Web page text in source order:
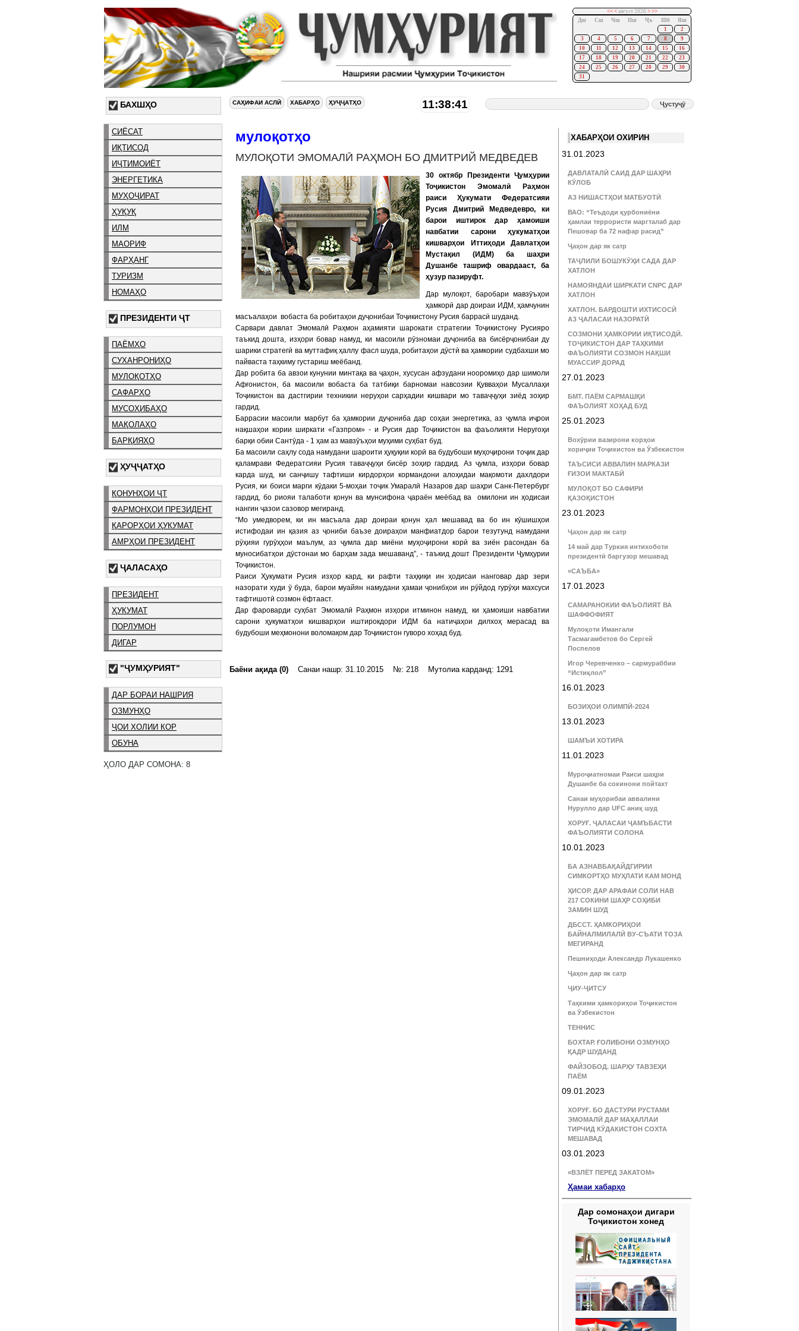
<< <август 2026 > >>
Дш
Сш Чш Пш Ҷъ Шб
Яш
1
2
3
4 5 6 7 8
9
10
11 12 13 14 15
16
17
18 19 20 21 22
23
24
25 26 27 28 29
30
31
БАХШҲО
СИЁСАТ
ИҚТИСОД
ИҶТИМОИЁТ
ЭНЕРГЕТИКА
МУҲОҶИРАТ
ҲУҚУҚ
ИЛМ
МАОРИФ
ФАРҲАНГ
ТУРИЗМ
НОМАҲО
ПРЕЗИДЕНТИ ҶТ
ПАЁМҲО
СУХАНРОНИҲО
МУЛОҚОТҲО
САФАРҲО
МУСОҲИБАҲО
МАҚОЛАҲО
БАРҚИЯҲО
ҲУҶҶАТҲО
ҚОНУНҲОИ ҶТ
ФАРМОНҲОИ ПРЕЗИДЕНТ
ҚАРОРҲОИ ҲУКУМАТ
АМРҲОИ ПРЕЗИДЕНТ
ҶАЛАСАҲО
ПРЕЗИДЕНТ
ҲУКУМАТ
ПОРЛУМОН
ДИГАР
"ҶУМҲУРИЯТ"
ДАР БОРАИ НАШРИЯ
ОЗМУНҲО
ҶОИ ХОЛИИ КОР
ОБУНА
ҲОЛО ДАР СОМОНА: 8
САҲИФАИ АСЛӢ ХАБАРҲО ҲУҶҶАТҲО 11:38:42
мулоқотҳо
МУЛОҚОТИ ЭМОМАЛӢ РАҲМОН БО ДМИТРИЙ МЕДВЕДЕВ
30 октябр Президенти Ҷумҳурии
Тоҷикистон Эмомалӣ Раҳмон
раиси Ҳукумати Федератсияи
Русия Дмитрий Медведевро, ки
барои иштирок дар ҳамоиши
навбатии сарони ҳукуматҳои
кишварҳои Иттиҳоди Давлатҳои
Мустақил (ИДМ) ба шаҳри
Душанбе ташриф овардааст, ба
ҳузур пазируфт.
Дар мулоқот, баробари мавзӯъҳои
ҳамкорӣ дар доираи ИДМ, ҳамчунин
масъалаҳои вобаста ба робитаҳои дуҷонибаи Тоҷикистону Русия баррасӣ шуданд.
Сарвари давлат Эмомалӣ Раҳмон аҳамияти шарокати стратегии Тоҷикистону Русияро
таъкид дошта, изҳори бовар намуд, ки масоили рӯзномаи дуҷониба ва бисёрҷонибаи ду
шарики стратегӣ ва муттафиқ ҳаллу фасл шуда, робитаҳои дӯстӣ ва ҳамкории судбахши мо
пайваста таҳкиму густариш меёбанд.
Дар робита ба авзои кунунии минтақа ва ҷаҳон, хусусан афзудани нооромиҳо дар шимоли
Афғонистон, ба масоили вобаста ба татбиқи барномаи навсозии Қувваҳои Мусаллаҳи
Тоҷикистон ва дастгирии техникии неруҳои сарҳадии кишвари мо таваҷҷуҳи зиёд зоҳир
гардид.
Баррасии масоили марбут ба ҳамкории дуҷониба дар соҳаи энергетика, аз ҷумла иҷрои
нақшаҳои кории ширкати «Газпром» - и Русия дар Тоҷикистон ва фаъолияти Неругоҳи
барқи обии Сантӯда - 1 ҳам аз мавзӯъҳои муҳими суҳбат буд.
Ба масоили саҳлу сода намудани шароити ҳуқуқии корӣ ва будубоши муҳоҷирони тоҷик дар
қаламрави Федератсияи Русия таваҷҷуҳи бисёр зоҳир гардид. Аз ҷумла, изҳори бовар
карда шуд, ки санҷишу тафтиши кирдорҳои кормандони алоҳидаи мақомоти дахлдори
Русия, ки боиси марги кӯдаки 5-моҳаи тоҷик Умаралӣ Назаров дар шаҳри Санк-Петербург
гардид, бо риояи талаботи қонун ва мунсифона ҷараён меёбад ва омилони ин ҳодисаи
нангин ҷазои сазовор мегиранд.
“Мо умедворем, ки ин масъала дар доираи қонун ҳал мешавад ва бо ин кӯшишҳои
истифодаи ин қазия аз ҷониби баъзе доираҳои манфиатдор барои тезутунд намудани
рӯҳияи гурӯҳҳои маълум, аз ҷумла дар миёни муҳоҷирони корӣ ва зиён расондан ба
муносибатҳои дӯстонаи мо барҳам зада мешаванд”, - таъкид дошт Президенти Ҷумҳурии
Тоҷикистон.
Раиси Ҳукумати Русия изҳор кард, ки рафти таҳқиқи ин ҳодисаи нанговар дар зери
назорати худи ӯ буда, барои муайян намудани ҳамаи ҷонибҳои ин рӯйдод гурӯҳи махсуси
тафтишотӣ созмон ёфтааст.
Дар фароварди суҳбат Эмомалӣ Раҳмон изҳори итминон намуд, ки ҳамоиши навбатии
сарони ҳукуматҳои кишварҳои иштирокдори ИДМ ба натиҷаҳои дилхоҳ мерасад ва
будубоши меҳмонони воломақом дар Тоҷикистон гуворо хоҳад буд.
Баёни ақида (0) Санаи нашр: 31.10.2015 №: 218 Мутолиа карданд: 1291
ХАБАРҲОИ ОХИРИН
31.01.2023
ДАВЛАТАЛӢ САИД ДАР ШАҲРИ
КӮЛОБ
АЗ НИШАСТҲОИ МАТБУОТӢ
ВАО: “Теъдоди қурбониёни
ҳамлаи террористи маргталаб дар
Пешовар ба 72 нафар расид”
Ҷаҳон дар як сатр
ТАҶЛИЛИ БОШУКӮҲИ САДА ДАР
ХАТЛОН
НАМОЯНДАИ ШИРКАТИ CNPC ДАР
ХАТЛОН
ХАТЛОН. БАРДОШТИ ИХТИСОСӢ
АЗ ҶАЛАСАИ НАЗОРАТӢ
СОЗМОНИ ҲАМКОРИИ ИҚТИСОДӢ.
ТОҶИКИСТОН ДАР ТАҲКИМИ
ФАЪОЛИЯТИ СОЗМОН НАҚШИ
МУАССИР ДОРАД
27.01.2023
БМТ. ПАЁМ САРМАШҚИ
ФАЪОЛИЯТ ХОҲАД БУД
25.01.2023
Вохӯрии вазирони корҳои
хориҷии Тоҷикистон ва Ӯзбекистон
ТАЪСИСИ АВВАЛИН МАРКАЗИ
ҒИЗОИ МАКТАБӢ
МУЛОҚОТ БО САФИРИ
ҚАЗОҚИСТОН
23.01.2023
Ҷаҳон дар як сатр
14 май дар Туркия интихоботи
президентӣ баргузор мешавад
«САЪБА»
17.01.2023
САМАРАНОКИИ ФАЪОЛИЯТ ВА
ШАФФОФИЯТ
Мулоқоти Имангали
Тасмагамбетов бо Сергей
Поспелов
Игор Черевченко – сармураббии
“Истиқлол”
16.01.2023
БОЗИҲОИ ОЛИМПӢ-2024
13.01.2023
ШАМЪИ ХОТИРА
11.01.2023
Муроҷиатномаи Раиси шаҳри
Душанбе ба сокинони пойтахт
Санаи муҳорибаи аввалини
Нурулло дар UFC аниқ шуд
ХОРУҒ. ҶАЛАСАИ ҶАМЪБАСТИ
ФАЪОЛИЯТИ СОЛОНА
10.01.2023
БА АЗНАВБАҚАЙДГИРИИ
СИМКОРТҲО МУҲЛАТИ КАМ МОНД
ҲИСОР. ДАР АРАФАИ СОЛИ НАВ
217 СОКИНИ ШАҲР СОҲИБИ
ЗАМИН ШУД
ДБССТ. ҲАМКОРИҲОИ
БАЙНАЛМИЛАЛӢ ВУ-СЪАТИ ТОЗА
МЕГИРАНД
Пешниҳоди Александр Лукашенко
Ҷаҳон дар як сатр
ҶИУ-ҶИТСУ
Таҳкими ҳамкориҳои Тоҷикистон
ва Ӯзбекистон
ТЕННИС
БОХТАР. ҒОЛИБОНИ ОЗМУНҲО
ҚАДР ШУДАНД
ФАЙЗОБОД. ШАРҲУ ТАВЗЕҲИ
ПАЁМ
09.01.2023
ХОРУҒ. БО ДАСТУРИ РУСТАМИ
ЭМОМАЛӢ ДАР МАҲАЛЛАИ
ТИРЧИД КӮДАКИСТОН СОХТА
МЕШАВАД
03.01.2023
«ВЗЛЁТ ПЕРЕД ЗАКАТОМ»
Ҳамаи хабарҳо
Дар сомонаҳои дигари
Тоҷикистон хонед